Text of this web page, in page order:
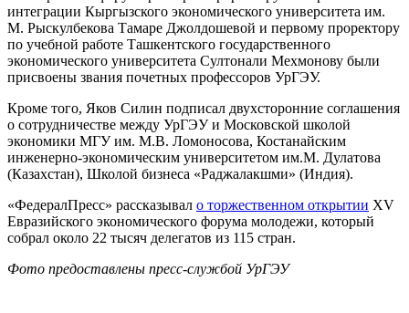
интеграции Кыргызского экономического университета им.
М. Рыскулбекова Тамаре Джолдошевой и первому проректору
по учебной работе Ташкентского государственного
экономического университета Султонали Мехмонову были
присвоены звания почетных профессоров УрГЭУ.
Кроме того, Яков Силин подписал двухсторонние соглашения
о сотрудничестве между УрГЭУ и Московской школой
экономики МГУ им. М.В. Ломоносова, Костанайским
инженерно-экономическим университетом им.М. Дулатова
(Казахстан), Школой бизнеса «Раджалакшми» (Индия).
«ФедералПресс» рассказывал о торжественном открытии XV
Евразийского экономического форума молодежи, который
собрал около 22 тысяч делегатов из 115 стран.
Фото предоставлены пресс-службой УрГЭУ